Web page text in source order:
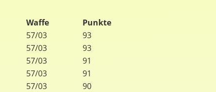
Waffe
Punkte
57/03
93
57/03
93
57/03
91
57/03
91
57/03
90